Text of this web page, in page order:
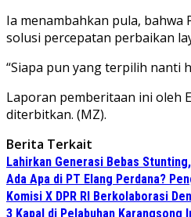
Ia menambahkan pula,
solusi percepatan perbaikan
“Siapa pun yang terpilih nanti
Laporan pemberitaan ini oleh
diterbitkan. (MZ).
Berita Terkait
Lahirkan Generasi Bebas
Ada Apa di PT Elang Perdana?
Komisi X DPR RI Berkolaborasi
3 Kapal di Pelabuhan Karangsong